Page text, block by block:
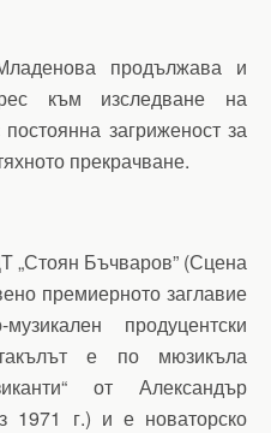
продължава и
към изследване на
загриженост за
прекрачване.
„Стоян Бъчваров” (Сцена
премиерното заглавие
продуцентски
е по мюзикъла
от Александър
1971 г.) и е новаторско